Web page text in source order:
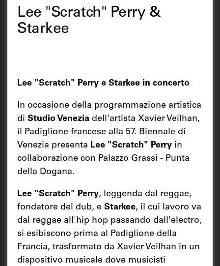
Lee "Scratch" Perry &
Starkee
Lee "Scratch" Perry e Starkee in concerto
In occasione della programmazione artistica
di Studio Venezia dell'artista Xavier Veilhan,
il Padiglione francese alla 57. Biennale di
Venezia presenta Lee "Scratch" Perry in
collaborazione con Palazzo Grassi - Punta
della Dogana.
Lee "Scratch" Perry, leggenda dal reggae,
fondatore del dub, e Starkee, il cui lavoro va
dal reggae all'hip hop passando dall'electro,
si esibiscono prima al Padiglione della
Francia, trasformato da Xavier Veilhan in un
dispositivo musicale dove musicisti